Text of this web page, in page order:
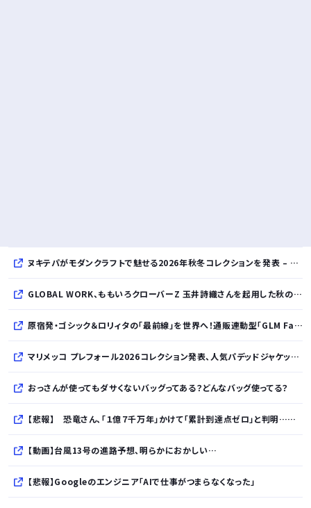
ヌキテパがモダンクラフトで魅せる2026年秋冬コレクションを発表 – インド・アムリトサルで織り上げたウールなど手仕事の美しさを現代的に昇華
GLOBAL WORK、ももいろクローバーZ 玉井詩織さんを起用した秋のLOOK BOOKを先行公開
原宿発・ゴシック＆ロリィタの「最前線」を世界へ！通販連動型「GLM Fashion Show 2026」9月開催
マリメッコ プレフォール2026コレクション発表、人気パデッドジャケットの日本限定カラーも登場
おっさんが使ってもダサくないバッグってある？どんなバッグ使ってる？
【悲報】 恐竜さん、「１億７千万年」かけて「累計到達点ゼロ」と判明………
【動画】台風13号の進路予想、明らかにおかしい…
【悲報】Googleのエンジニア「AIで仕事がつまらなくなった」